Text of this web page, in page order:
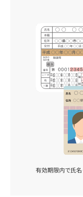
有効期限内で氏名